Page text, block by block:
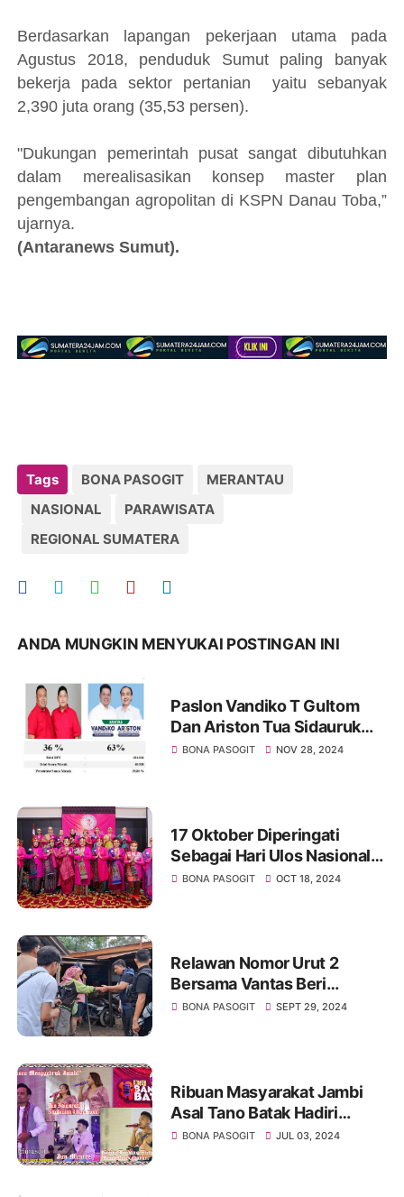
Berdasarkan lapangan pekerjaan utama pada
Agustus 2018, penduduk Sumut paling banyak
bekerja pada sektor pertanian yaitu sebanyak
2,390 juta orang (35,53 persen).
"Dukungan pemerintah pusat sangat dibutuhkan
dalam merealisasikan konsep master plan
pengembangan agropolitan di KSPN Danau Toba,”
ujarnya.
(Antaranews Sumut).
Tags BONA PASOGIT
MERANTAU
NASIONAL
PARAWISATA
REGIONAL SUMATERA
ANDA MUNGKIN MENYUKAI POSTINGAN INI
Paslon Vandiko T Gultom
Dan Ariston Tua Sidauruk
Menang Telak Pilkada
BONA PASOGIT NOV 28, 2024
17 Oktober Diperingati
Sebagai Hari Ulos Nasional,
Berbagai Kegiatan Digelar
BONA PASOGIT OCT 18, 2024
Relawan Nomor Urut 2
Bersama Vantas Beri
Bantuan Pangan Kepada
BONA PASOGIT SEPT 29, 2024
Ribuan Masyarakat Jambi
Asal Tano Batak Hadiri
"Konser Bangso Batak
BONA PASOGIT JUL 03, 2024